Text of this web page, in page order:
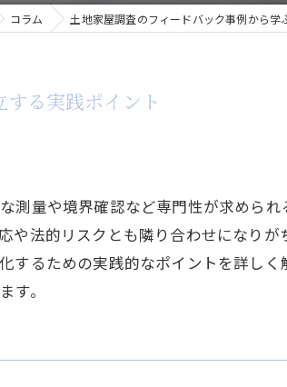
コラム 土地家屋調査のフィードバック事例から
る実践ポイント
量や境界確認など専門性が求められ
法的リスクとも隣り合わせになり
るための実践的なポイントを詳し
す。